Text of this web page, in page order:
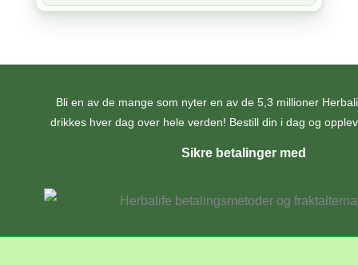
Bli en av de mange som nyter en av de 5,3 millioner
drikkes hver dag over hele verden! Bestill din i dag og
Sikre betalinger med